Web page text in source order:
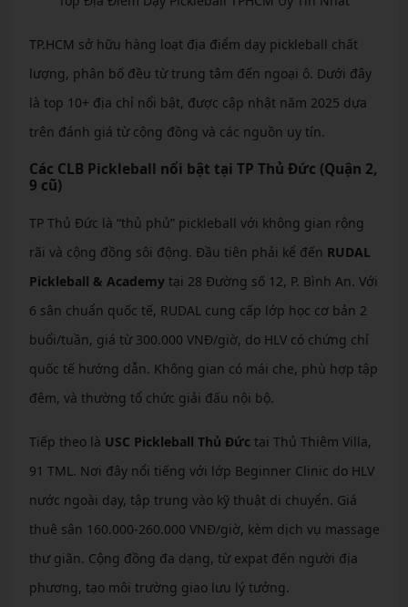
TP.HCM sở hữu hàng loạt địa điểm dạy pickleball chất
lượng, phân bố đều từ trung tâm đến ngoại ô. Dưới đây
là top 10+ địa chỉ nổi bật, được cập nhật năm 2025 dựa
trên đánh giá từ cộng đồng và các nguồn uy tín.
Các CLB Pickleball nổi bật tại TP Thủ Đức (Quận 2,
9 cũ)
TP Thủ Đức là “thủ phủ” pickleball với không gian rộng
rãi và cộng đồng sôi động. Đầu tiên phải kể đến RUDAL
Pickleball & Academytại 28 Đường số 12, P. Bình An. Với
6 sân chuẩn quốc tế, RUDAL cung cấp lớp học cơ bản 2
buổi/tuần, giá từ 300.000 VNĐ/giờ, do HLV có chứng chỉ
quốc tế hướng dẫn. Không gian có mái che, phù hợp tập
đêm, và thường tổ chức giải đấu nội bộ.
Tiếp theo là USC Pickleball Thủ Đứctại Thủ Thiêm Villa,
91 TML. Nơi đây nổi tiếng với lớp Beginner Clinic do HLV
nước ngoài dạy, tập trung vào kỹ thuật di chuyển. Giá
thuê sân 160.000-260.000 VNĐ/giờ, kèm dịch vụ massage
thư giãn. Cộng đồng đa dạng, từ expat đến người địa
phương, tạo môi trường giao lưu lý tưởng.